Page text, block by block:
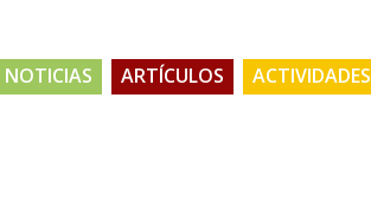
NOTICIAS ARTÍCULOS ACTIVIDADES